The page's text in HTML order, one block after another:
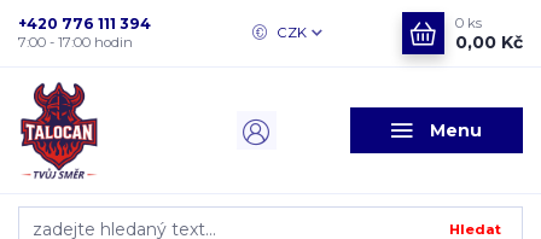
Menu
CZK
Hledat
+420 776 111 394
7:00 - 17:00 hodin
0 ks
0,00 Kč